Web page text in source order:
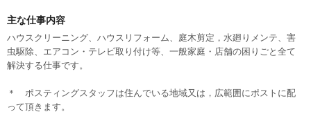
FC加盟店募集
主な仕事内容
ハウスクリーニング、ハウスリフォーム、庭木剪定，水廻りメンテ、害
虫駆除、エアコン・テレビ取り付け等、一般家庭・店舗の困りごと全て
解決する仕事です。
＊ ポスティングスタッフは住んでいる地域又は，広範囲にポストに配
って頂きます。